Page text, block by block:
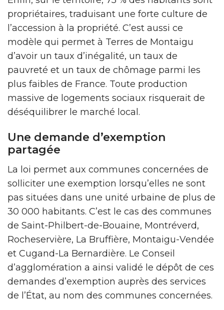
propriétaires, traduisant une forte culture de
l’accession à la propriété. C’est aussi ce
modèle qui permet à Terres de Montaigu
d’avoir un taux d’inégalité, un taux de
pauvreté et un taux de chômage parmi les
plus faibles de France. Toute production
massive de logements sociaux risquerait de
déséquilibrer le marché local.
Une demande d’exemption
partagée
La loi permet aux communes concernées de
solliciter une exemption lorsqu’elles ne sont
pas situées dans une unité urbaine de plus de
30 000 habitants. C’est le cas des communes
de Saint-Philbert-de-Bouaine, Montréverd,
Rocheservière, La Bruffière, Montaigu-Vendée
et Cugand-La Bernardière. Le Conseil
d’agglomération a ainsi validé le dépôt de ces
demandes d’exemption auprès des services
de l’État, au nom des communes concernées.